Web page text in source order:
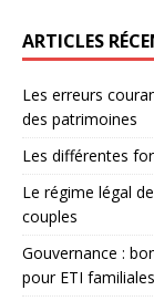
ARTICLES
Les erreurs
des patrimoines
Les différentes
Le régime légal
couples
Gouvernance :
pour ETI familiales